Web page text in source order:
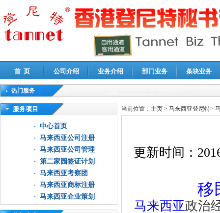
首 页 公司介绍 业务介绍 部门业务 条块业务
热门服务
高新技术企业认定审计|企业所得税汇算清缴申报鉴证
服务项目
中心首页
马来西亚公司注册
马来西亚公司管理
第二家园签证计划
马来西亚考察团
马来西亚商标注册
马来西亚企业策划
当前位置： 主页 > 马来西亚登尼特>
更新时间：
移
马来西亚政治